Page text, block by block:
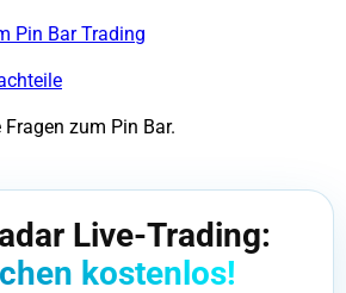
Pin Bar Trading
zum Pin Bar.
Live-Trading:
kostenlos!